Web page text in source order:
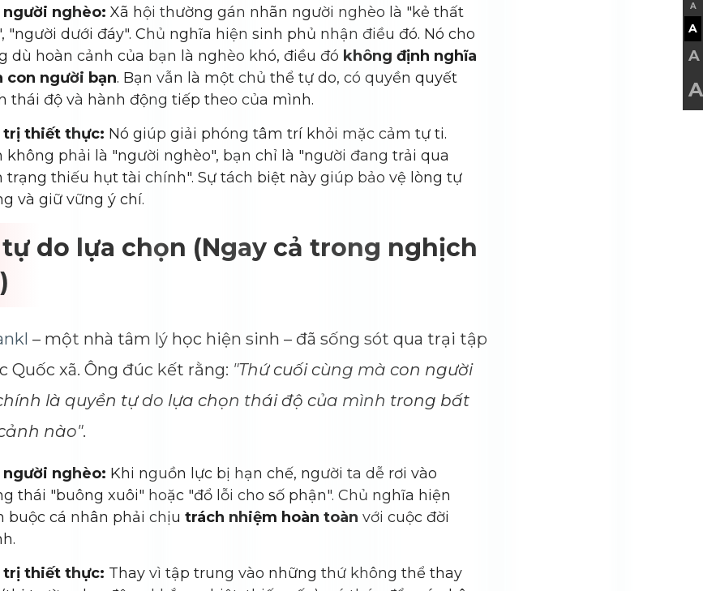
người nghèo: Xã hội thường gán nhãn người nghèo là "kẻ thất
"người dưới đáy". Chủ nghĩa hiện sinh phủ nhận điều đó. Nó cho
dù hoàn cảnh của bạn là nghèo khó, điều đó không định nghĩa
con người bạn. Bạn vẫn là một chủ thể tự do, có quyền quyết
thái độ và hành động tiếp theo của mình.
trị thiết thực: Nó giúp giải phóng tâm trí khỏi mặc cảm tự ti.
không phải là "người nghèo", bạn chỉ là "người đang trải qua
trạng thiếu hụt tài chính". Sự tách biệt này giúp bảo vệ lòng tự
và giữ vững ý chí.
tự do lựa chọn (Ngay cả trong nghịch
– một nhà tâm lý học hiện sinh – đã sống sót qua trại tập
Quốc xã. Ông đúc kết rằng: "Thứ cuối cùng mà con người
là quyền tự do lựa chọn thái độ của mình trong bất
nào".
người nghèo: Khi nguồn lực bị hạn chế, người ta dễ rơi vào
thái "buông xuôi" hoặc "đổ lỗi cho số phận". Chủ nghĩa hiện
buộc cá nhân phải chịutrách nhiệm hoàn toàn với cuộc đời
trị thiết thực: Thay vì tập trung vào những thứ không thể thay
A
A
A
A
Dimensions
--
Impressions
--